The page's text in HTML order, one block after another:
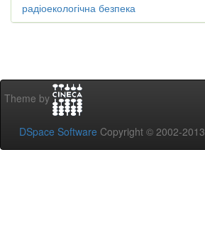
радіоекологічна безпека
Theme by
DSpace Software Copyright © 2002-2013